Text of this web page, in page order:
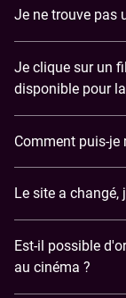
Je ne trouve pas
Je clique sur un
disponible pour
Comment puis-je
Le site a
Est-il possible
au cinéma ?